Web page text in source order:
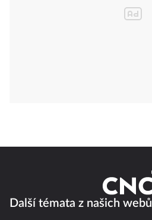
Další témata z našich webů